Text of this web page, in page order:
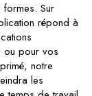
Sur
répond à
ou pour vos
notre
les